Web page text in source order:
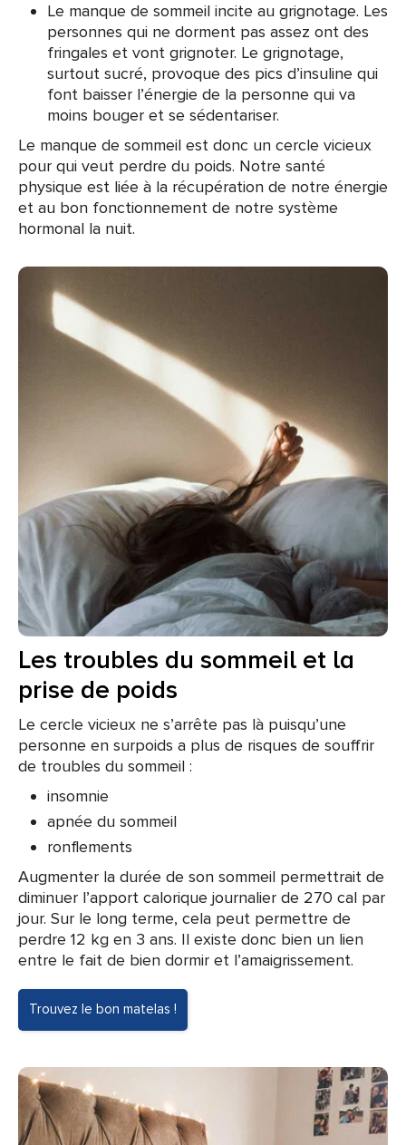
Le manque de sommeil incite au grignotage. Les
personnes qui ne dorment pas assez ont des
fringales et vont grignoter. Le grignotage,
surtout sucré, provoque des pics d’insuline qui
font baisser l’énergie de la personne qui va
moins bouger et se sédentariser.
Le manque de sommeil est donc un cercle vicieux
pour qui veut perdre du poids. Notre santé
physique est liée à la récupération de notre énergie
et au bon fonctionnement de notre système
hormonal la nuit.
Les troubles du sommeil et la
prise de poids
Le cercle vicieux ne s’arrête pas là puisqu’une
personne en surpoids a plus de risques de souffrir
de troubles du sommeil :
insomnie
apnée du sommeil
ronflements
Augmenter la durée de son sommeil permettrait de
diminuer l’apport calorique journalier de 270 cal par
jour. Sur le long terme, cela peut permettre de
perdre 12 kg en 3 ans. Il existe donc bien un lien
entre le fait de bien dormir et l’amaigrissement.
Trouvez le bon matelas !